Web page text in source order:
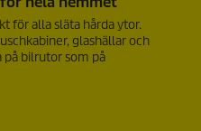
för alla släta hårda ytor.
glashällar och
på bilrutor som på